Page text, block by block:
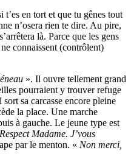
t’es en tort et que tu gênes tout
n’osera rien te dire. Au pire,
là. Parce que les gens
connaissent (contrôlent)
». Il ouvre tellement grand
pourraient y trouver refuge
sa carcasse encore pleine
la place. Une marche
à gauche. Le jeune type est
Respect Madame. J’vous
par le menton. « Non merci,